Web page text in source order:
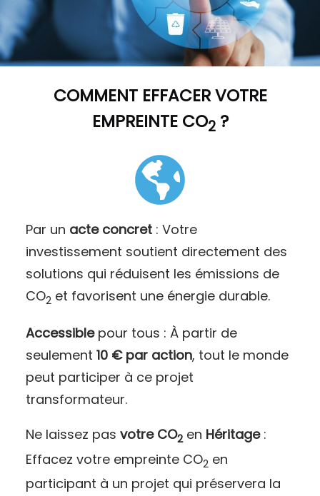
COMMENT EFFACER VOTRE
EMPREINTE CO2?
Par un acte concret: Votre
investissement soutient directement des
solutions qui réduisent les émissions de
CO2 et favorisent une énergie durable.
Accessiblepour tous : À partir de
seulement 10 € par action, tout le monde
peut participer à ce projet
transformateur.
Ne laissez pas votre CO2en Héritage:
Effacez votre empreinte CO2 en
participant à un projet qui préservera la